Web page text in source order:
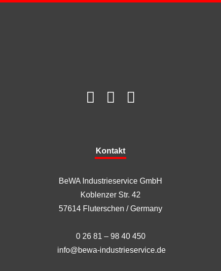
Kontakt
BeWA Industrieservice GmbH
Koblenzer Str. 42
57614 Fluterschen / Germany
0 26 81 – 98 40 450
info@bewa-industrieservice.de